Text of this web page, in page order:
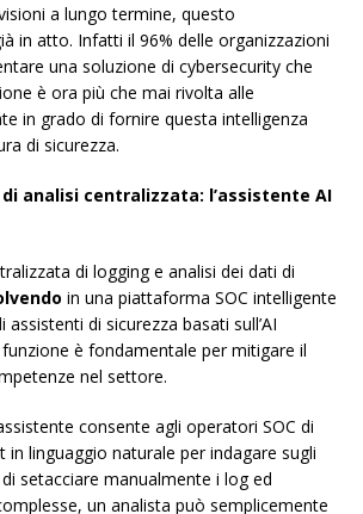
a lungo termine, questo
in atto. Infatti il 96% delle organizzazioni
una soluzione di cybersecurity che
è ora più che mai rivolta alle
in grado di fornire questa intelligenza
di sicurezza.
analisi centralizzata: l’assistente AI
di logging e analisi dei dati di
in una piattaforma SOC intelligente
assistenti di sicurezza basati sull’AI
è fondamentale per mitigare il
nel settore.
consente agli operatori SOC di
in linguaggio naturale per indagare sugli
setacciare manualmente i log ed
un analista può semplicemente